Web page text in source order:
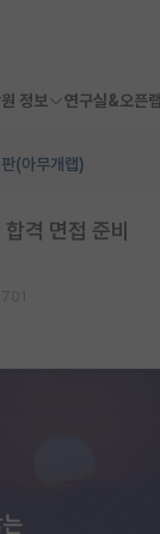
정보 연구실&오픈랩
(아무개랩)
격 면접 준비